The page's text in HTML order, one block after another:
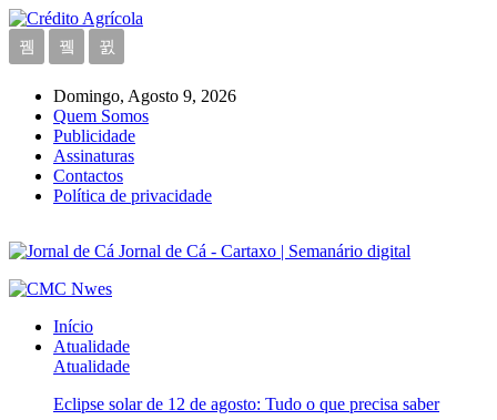
Domingo, Agosto 9, 2026
Quem Somos
Publicidade
Assinaturas
Contactos
Política de privacidade
Jornal de Cá - Cartaxo | Semanário digital
Início
Atualidade
Atualidade
Eclipse solar de 12 de agosto: Tudo o que precisa saber